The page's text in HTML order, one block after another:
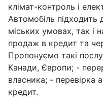
клімат-контроль і
Автомобіль
міських умовах, так і
продаж в кредит та
Пропонуємо такі
Канади, Європи; -
власника; - перевірка
кредит.